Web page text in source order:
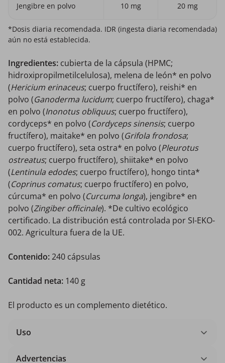
Jengibre en polvo 10 mg 20 mg
*Dosis diaria recomendada. IDR (ingesta diaria recomendada)
aún no está establecida.
Ingredientes: cubierta de la cápsula (HPMC;
hidroxipropilmetilcelulosa), melena de león* en polvo
(Hericium erinaceus; cuerpo fructífero), reishi* en
polvo (Ganoderma lucidum; cuerpo fructífero), chaga*
en polvo (Inonotus obliquus; cuerpo fructífero),
cordyceps* en polvo (Cordyceps sinensis; cuerpo
fructífero), maitake* en polvo (Grifola frondosa;
cuerpo fructífero), seta ostra* en polvo (Pleurotus
ostreatus; cuerpo fructífero), shiitake* en polvo
(Lentinula edodes; cuerpo fructífero), hongo tinta*
(Coprinus comatus; cuerpo fructífero) en polvo,
cúrcuma* en polvo (Curcuma longa), jengibre* en
polvo (Zingiber officinale). *De cultivo ecológico
certificado. La distribución está controlada por SI-EKO-
002. Agricultura fuera de la UE.
Contenido:240 cápsulas
Cantidad neta: 140 g
El producto es un complemento dietético.
Uso
Advertencias